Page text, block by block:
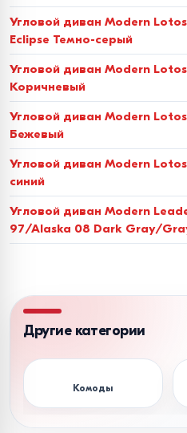
Наполнение
или Pocket Spring) в
пенополиуретаном (ППУ).
Обивкаизносостойкая
жаккард), стильная эко-кожа
кожа.
Почему стоит
угловой диван
Bigshop.md?
региона, чтобы покупка
удобной:
Низкие цены -прямые
предлагать конкурентную
Молдове.
Угловой диван Modern
Eclipse Темно-серый
Угловой диван Modern
Коричневый
Угловой диван Modern
Бежевый
Угловой диван Modern
синий
Угловой диван Modern
97/Alaska 08 Dark Gray/
Другие категории
Комоды